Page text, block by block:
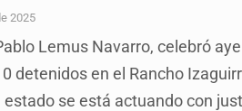
2025
Lemus Navarro, celebró
detenidos en el Rancho
se está actuando con